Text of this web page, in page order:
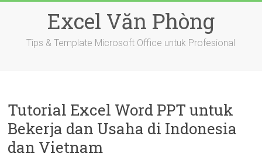
Excel Văn Phòng
Tips & Template Microsoft Office untuk Profesional
Tutorial Excel Word PPT untuk
Bekerja dan Usaha di Indonesia
dan Vietnam